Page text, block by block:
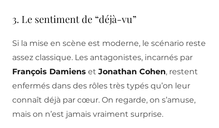
3. Le sentiment de “déjà-vu”
Si la mise en scène est moderne, le scénario reste
assez classique. Les antagonistes, incarnés par
François Damiens et Jonathan Cohen, restent
enfermés dans des rôles très typés qu’on leur
connaît déjà par cœur. On regarde, on s’amuse,
mais on n’est jamais vraiment surprise.